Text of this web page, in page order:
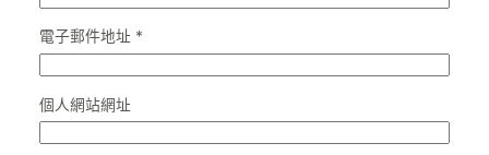
電子郵件地址 *
個人網站網址